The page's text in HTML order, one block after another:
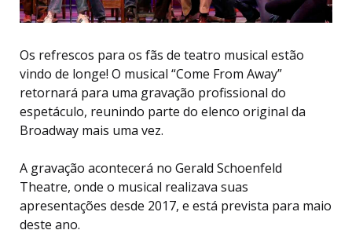
Os refrescos para os fãs de teatro musical estão
vindo de longe! O musical “Come From Away”
retornará para uma gravação profissional do
espetáculo, reunindo parte do elenco original da
Broadway mais uma vez.
A gravação acontecerá no Gerald Schoenfeld
Theatre, onde o musical realizava suas
apresentações desde 2017, e está prevista para maio
deste ano.